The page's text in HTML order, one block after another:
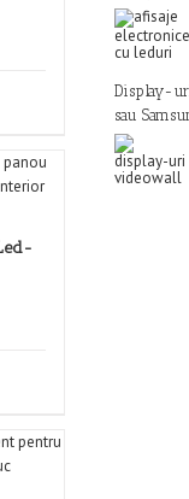
Display-uri
sau